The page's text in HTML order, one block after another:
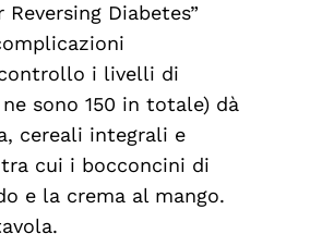
Diabetes”
i livelli di
sono 150 in totale) dà
cereali integrali e
cui i bocconcini di
e la crema al mango.